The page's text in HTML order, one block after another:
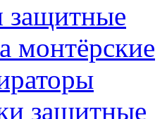
защитные
монтёрские
защитные